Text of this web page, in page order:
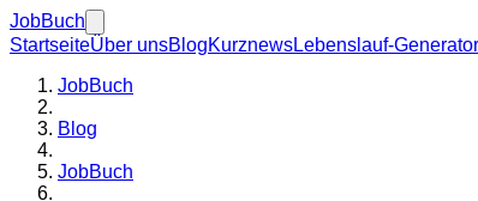
JobBuch
StartseiteÜber unsBlogKurznewsLebenslauf-Generator
JobBuch
Blog
JobBuch